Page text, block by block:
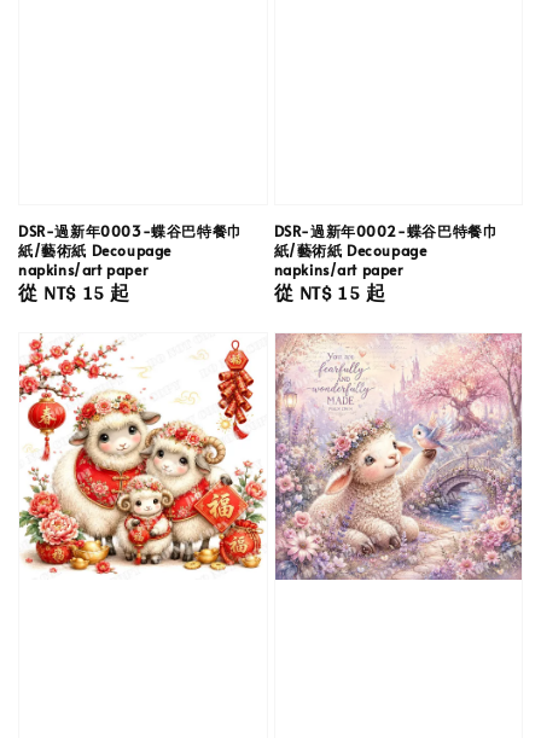
DSR-過新年0003-蝶谷巴特餐巾
紙/藝術紙 Decoupage
napkins/art paper
Regular
從 NT$ 15起
DSR-過新年0002-蝶谷巴特餐巾
紙/藝術紙 Decoupage
napkins/art paper
Regular
從 NT$ 15起